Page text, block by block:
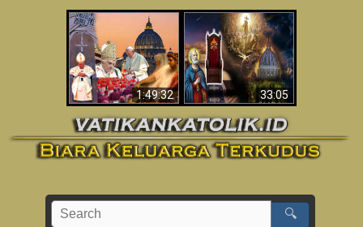
1:49:32
Wahyu di Vatikan
Sekarang
33:05
Apakah Alkitab
Memprediksikan 70
Tahun Tanpa
Seorang Paus?
🔍